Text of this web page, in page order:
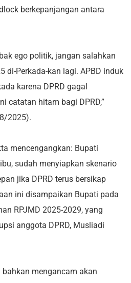
berkepanjangan antara
ego politik, jangan salahkan
di-Perkada-kan lagi. APBD induk
karena DPRD gagal
catatan hitam bagi DPRD,”
2025).
mencengangkan: Bupati
sudah menyiapkan skenario
jika DPRD terus bersikap
ini disampaikan Bupati pada
RPJMD 2025-2029, yang
anggota DPRD, Musliadi
mengancam akan